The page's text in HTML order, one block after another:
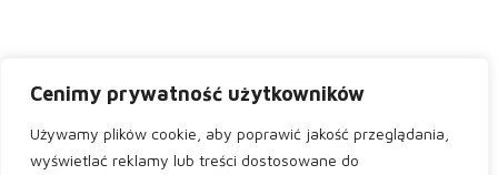
Cenimy prywatność użytkowników
Używamy plików cookie, aby poprawić jakość przeglądania,
wyświetlać reklamy lub treści dostosowane do